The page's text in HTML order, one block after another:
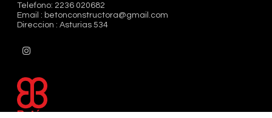
Telefono: 2236 020682
Email : betonconstructora@gmail.com
Direccion : Asturias 534